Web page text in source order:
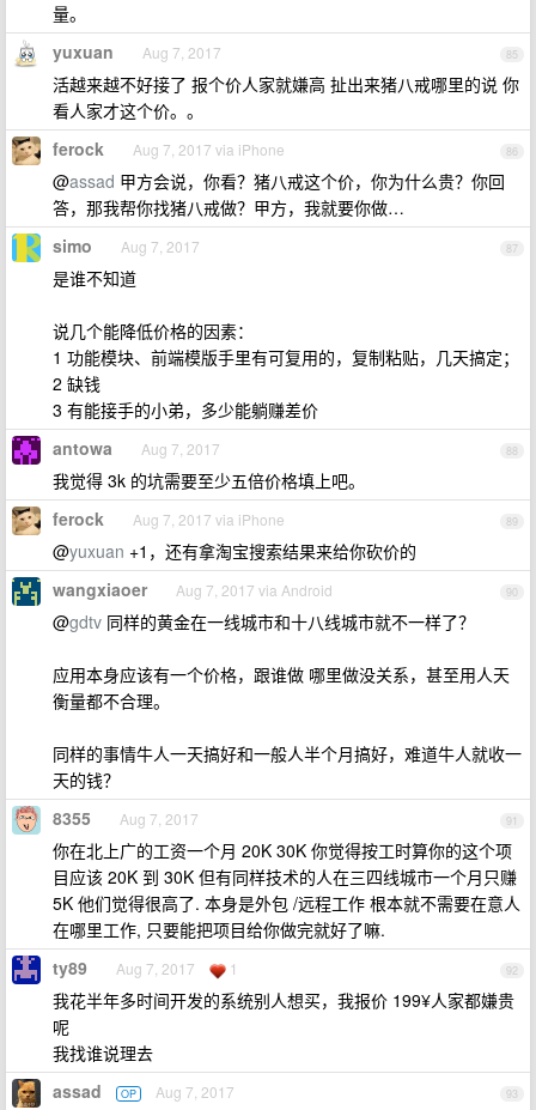
量。
85
yuxuan Aug 7, 2017
活越来越不好接了 报个价人家就嫌高 扯出来猪八戒哪里的说 你
看人家才这个价。。
86
ferock Aug 7, 2017 via iPhone
@assad 甲方会说，你看？猪八戒这个价，你为什么贵？你回
答，那我帮你找猪八戒做？甲方，我就要你做…
87
simo Aug 7, 2017
是谁不知道
说几个能降低价格的因素：
1 功能模块、前端模版手里有可复用的，复制粘贴，几天搞定；
2 缺钱
3 有能接手的小弟，多少能躺赚差价
88
antowa Aug 7, 2017
我觉得 3k 的坑需要至少五倍价格填上吧。
89
ferock Aug 7, 2017 via iPhone
@yuxuan +1，还有拿淘宝搜索结果来给你砍价的
90
wangxiaoer Aug 7, 2017 via Android
@gdtv 同样的黄金在一线城市和十八线城市就不一样了？
应用本身应该有一个价格，跟谁做 哪里做没关系，甚至用人天
衡量都不合理。
同样的事情牛人一天搞好和一般人半个月搞好，难道牛人就收一
天的钱？
91
8355 Aug 7, 2017
你在北上广的工资一个月 20K 30K 你觉得按工时算你的这个项
目应该 20K 到 30K 但有同样技术的人在三四线城市一个月只赚
5K 他们觉得很高了. 本身是外包 /远程工作 根本就不需要在意人
在哪里工作, 只要能把项目给你做完就好了嘛.
92
ty89 Aug 7, 2017 1
我花半年多时间开发的系统别人想买，我报价 199¥人家都嫌贵
呢
我找谁说理去
93
assad OP Aug 7, 2017